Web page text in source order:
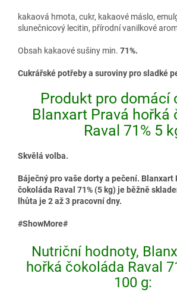
kakaová hmota, cukr, kakaové máslo,
slunečnicový lecitin, přírodní vanilkové
Obsah kakaové sušiny min. 71%.
Cukrářské potřeby a suroviny pro sladké
Produkt pro domácí
Blanxart Pravá hořká
Raval 71% 5
Skvělá volba.
Báječný pro vaše dorty a pečení. Blanxart
čokoláda Raval 71% (5 kg) je běžně
lhůta je 2 až 3 pracovní dny.
#ShowMore#
Nutriční hodnoty,
hořká čokoláda Raval
100 g: